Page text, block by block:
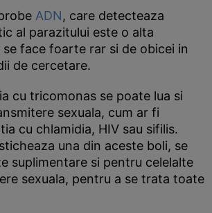
ADN, care detecteaza
al parazitului este o alta
se face foarte rar si de obicei in
de cercetare.
cu tricomonas se poate lua si
sexuala, cum ar fi
cu chlamidia, HIV sau sifilis.
una din aceste boli, se
suplimentare si pentru celelalte
sexuala, pentru a se trata toate